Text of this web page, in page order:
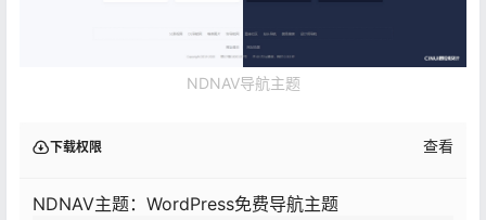
NDNAV导航主题
下载权限 查看
NDNAV主题：WordPress免费导航主题